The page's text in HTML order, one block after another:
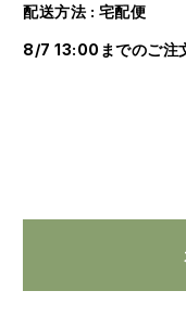
配送方法 : 宅配便
8/7 13:00までのご注